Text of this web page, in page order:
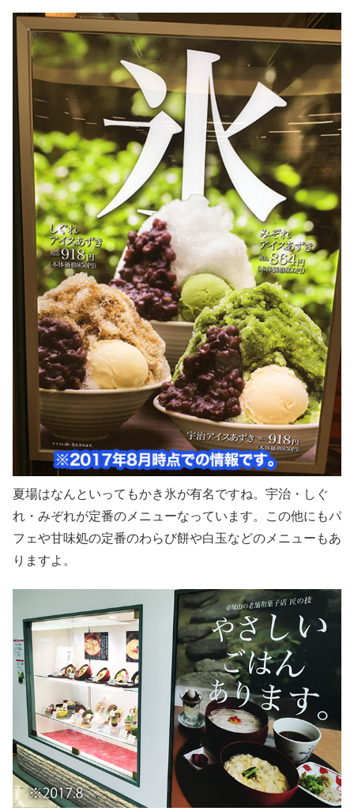
夏場はなんといってもかき氷が有名ですね。宇治・しぐ
れ・みぞれが定番のメニューなっています。この他にもパ
フェや甘味処の定番のわらび餅や白玉などのメニューもあ
りますよ。